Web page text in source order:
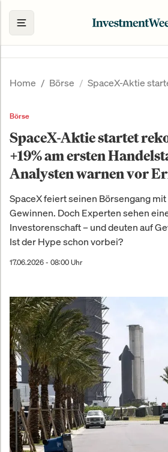
Home Börse SpaceX-Aktie
Börse
SpaceX-Aktie startet
+19% am ersten
Analysten warnen vor
SpaceX feiert seinen Börsengang
Gewinnen. Doch Experten sehen
Investorenschaft – und deuten auf
Ist der Hype schon vorbei?
17.06.2026 - 08:00 Uhr